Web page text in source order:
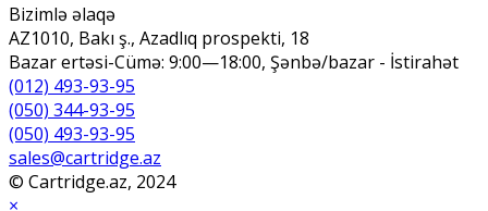
Bizimlə əlaqə
AZ1010, Bakı ş., Azadlıq prospekti, 18
Bazar ertəsi-Cümə: 9:00—18:00, Şənbə/bazar - İstirahət
(012) 493-93-95
(050) 344-93-95
(050) 493-93-95
sales@cartridge.az
© Cartridge.az, 2024
×